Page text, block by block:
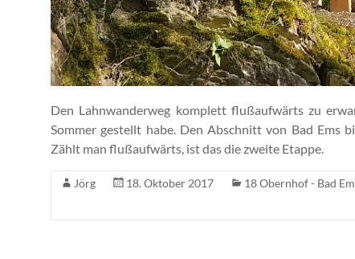
Den Lahnwanderweg komplett flußaufwärts zu
Sommer gestellt habe. Den Abschnitt von Bad Ems
Zählt man flußaufwärts, ist das die zweite Etappe.
Jörg 18. Oktober 2017 18 Obernhof - Bad